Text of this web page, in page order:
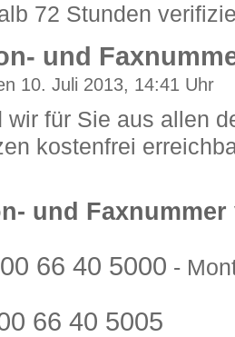
72 Stunden
und
10. Juli 2013, 14:41 Uhr
wir für Sie aus allen
kostenfrei
und
66 40 5000 -
66 40 5005